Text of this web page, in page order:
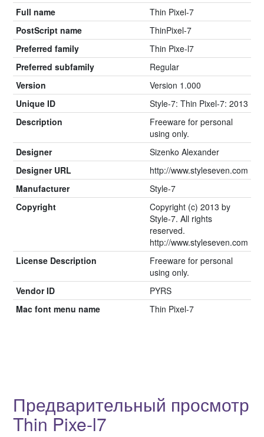
Full name
Thin Pixel-7
PostScript name
ThinPixel-7
Preferred family
Thin Pixe-l7
Preferred subfamily
Regular
Version
Version 1.000
Unique ID
Style-7: Thin Pixel-7: 2013
Description
Freeware for personal
using only.
Designer
Sizenko Alexander
Designer URL
http://www.styleseven.com
Manufacturer
Style-7
Copyright
Copyright (c) 2013 by
Style-7. All rights
reserved.
http://www.styleseven.com
License Description
Freeware for personal
using only.
Vendor ID
PYRS
Mac font menu name
Thin Pixel-7
Предварительный просмотр
Thin Pixe-l7